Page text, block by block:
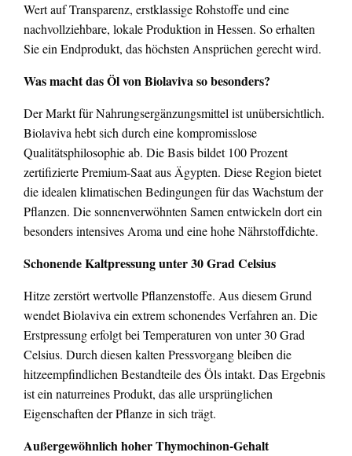
Wert auf Transparenz, erstklassige Rohstoffe und eine
nachvollziehbare, lokale Produktion in Hessen. So erhalten
Sie ein Endprodukt, das höchsten Ansprüchen gerecht wird.
Was macht das Öl von Biolaviva so besonders?
Der Markt für Nahrungsergänzungsmittel ist unübersichtlich.
Biolaviva hebt sich durch eine kompromisslose
Qualitätsphilosophie ab. Die Basis bildet 100 Prozent
zertifizierte Premium-Saat aus Ägypten. Diese Region bietet
die idealen klimatischen Bedingungen für das Wachstum der
Pflanzen. Die sonnenverwöhnten Samen entwickeln dort ein
besonders intensives Aroma und eine hohe Nährstoffdichte.
Schonende Kaltpressung unter 30 Grad Celsius
Hitze zerstört wertvolle Pflanzenstoffe. Aus diesem Grund
wendet Biolaviva ein extrem schonendes Verfahren an. Die
Erstpressung erfolgt bei Temperaturen von unter 30 Grad
Celsius. Durch diesen kalten Pressvorgang bleiben die
hitzeempfindlichen Bestandteile des Öls intakt. Das Ergebnis
ist ein naturreines Produkt, das alle ursprünglichen
Eigenschaften der Pflanze in sich trägt.
Außergewöhnlich hoher Thymochinon-Gehalt